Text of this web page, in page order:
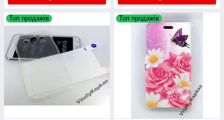
Топ продажів Топ продажів